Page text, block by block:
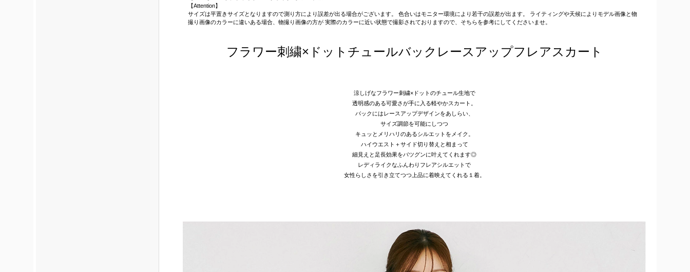
【Attention】
サイズは平置きサイズとなりますので測り方により誤差が出る場合がございます。 色合いはモニター環境により若干の誤差が出ます。 ライティングや天候によりモデル画像と物
撮り画像のカラーに違いある場合、物撮り画像の方が 実際のカラーに近い状態で撮影されておりますので、そちらを参考にしてくださいませ。
フラワー刺繍×ドットチュールバックレースアップフレアスカート
涼しげなフラワー刺繍×ドットのチュール生地で
透明感のある可愛さが手に入る軽やかスカート。
バックにはレースアップデザインをあしらい、
サイズ調節を可能にしつつ
キュッとメリハリのあるシルエットをメイク。
ハイウエスト＋サイド切り替えと相まって
細見えと足長効果をバツグンに叶えてくれます◎
レディライクなふんわりフレアシルエットで
女性らしさを引き立てつつ上品に着映えてくれる１着。